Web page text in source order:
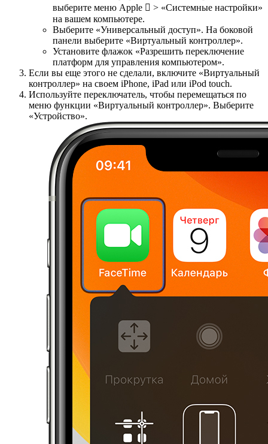
выберите меню Apple  > «Системные настройки»
на вашем компьютере.
Выберите «Универсальный доступ». На боковой
панели выберите «Виртуальный контроллер».
Установите флажок «Разрешить переключение
платформ для управления компьютером».
Если вы еще этого не сделали, включите «Виртуальный
контроллер» на своем iPhone, iPad или iPod touch.
Используйте переключатель, чтобы перемещаться по
меню функции «Виртуальный контроллер». Выберите
«Устройство».